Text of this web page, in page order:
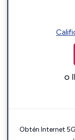
o
Obtén Internet